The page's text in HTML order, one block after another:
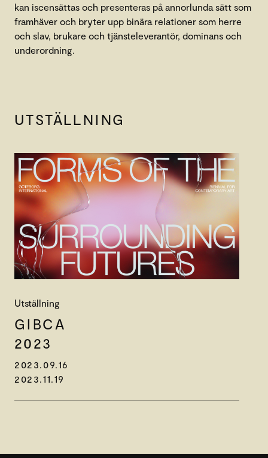
kan iscensättas och presenteras på annorlunda sätt som
framhäver och bryter upp binära relationer som herre
och slav, brukare och tjänsteleverantör, dominans och
underordning.
UTSTÄLLNING
Utställning
GIBCA
2023
2023.09.16
2023.11.19